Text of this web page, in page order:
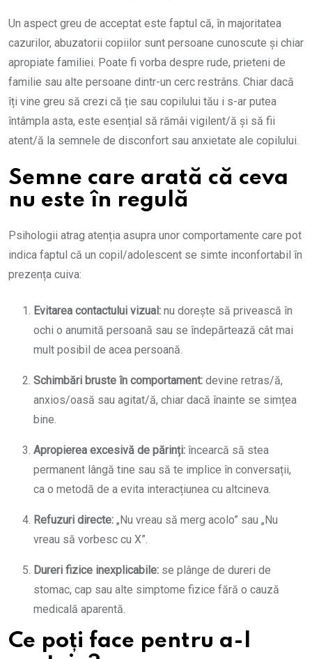
Un aspect greu de acceptat este faptul că, în majoritatea
cazurilor, abuzatorii copiilor sunt persoane cunoscute și chiar
apropiate familiei. Poate fi vorba despre rude, prieteni de
familie sau alte persoane dintr-un cerc restrâns. Chiar dacă
îți vine greu să crezi că ție sau copilului tău i s-ar putea
întâmpla asta, este esențial să rămâi vigilent/ă și să fii
atent/ă la semnele de disconfort sau anxietate ale copilului.
Semne care arată că ceva
nu este în regulă
Psihologii atrag atenția asupra unor comportamente care pot
indica faptul că un copil/adolescent se simte inconfortabil în
prezența cuiva:
Evitarea contactului vizual: nu dorește să privească în
ochi o anumită persoană sau se îndepărtează cât mai
mult posibil de acea persoană.
Schimbări bruste în comportament: devine retras/ă,
anxios/oasă sau agitat/ă, chiar dacă înainte se simțea
bine.
Apropierea excesivă de părinți: încearcă să stea
permanent lângă tine sau să te implice în conversații,
ca o metodă de a evita interacțiunea cu altcineva.
Refuzuri directe: „Nu vreau să merg acolo” sau „Nu
vreau să vorbesc cu X”.
Dureri fizice inexplicabile: se plânge de dureri de
stomac, cap sau alte simptome fizice fără o cauză
medicală aparentă.
Ce poți face pentru a-l